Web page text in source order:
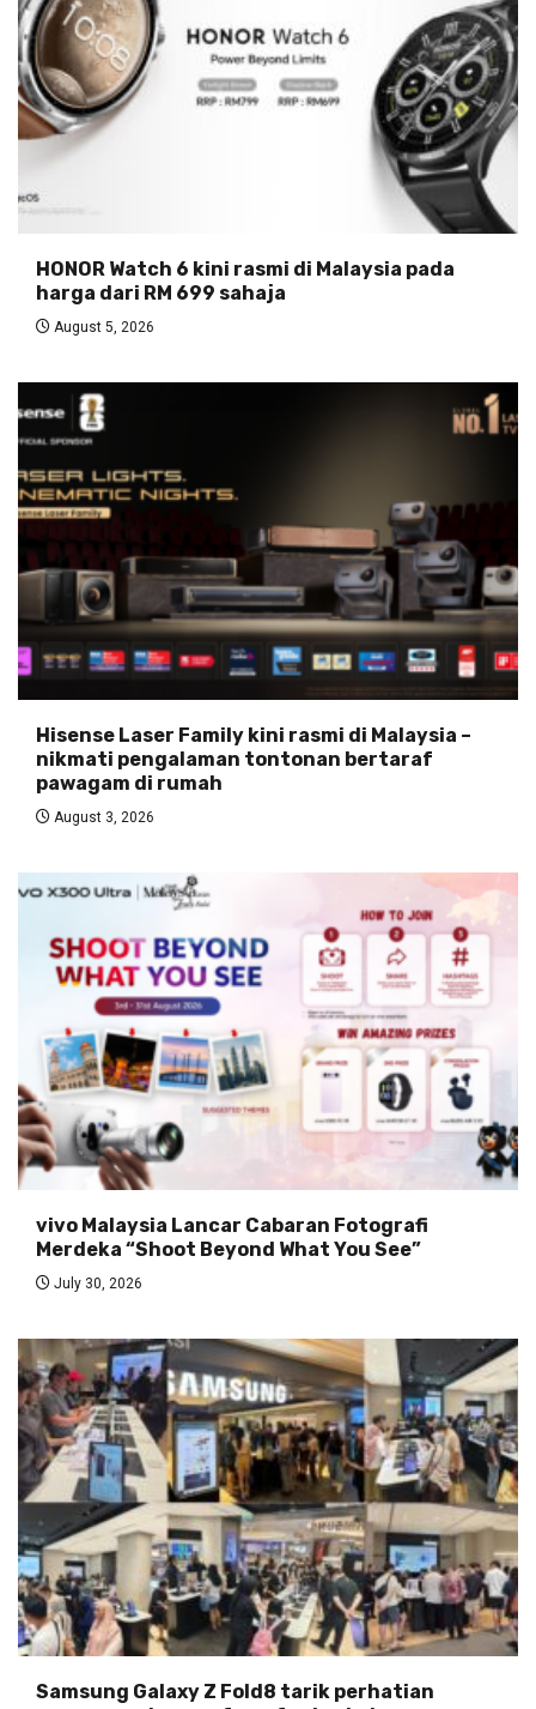
HONOR Watch 6 kini rasmi di Malaysia pada
harga dari RM 699 sahaja
August 5, 2026
Hisense Laser Family kini rasmi di Malaysia –
nikmati pengalaman tontonan bertaraf
pawagam di rumah
August 3, 2026
vivo Malaysia Lancar Cabaran Fotografi
Merdeka “Shoot Beyond What You See”
July 30, 2026
Samsung Galaxy Z Fold8 tarik perhatian